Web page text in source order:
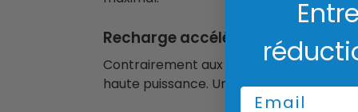
Recharge accélérée en seulement
Contrairement aux batteries
haute puissance. Un gain de temps
Email